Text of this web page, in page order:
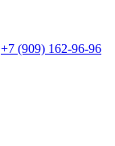
+7 (909) 162-96-96